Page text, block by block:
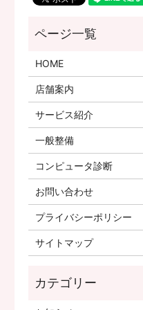
HOME
店舗案内
サービス紹介
一般整備
コンピュータ診断
お問い合わせ
プライバシーポリシー
サイトマップ